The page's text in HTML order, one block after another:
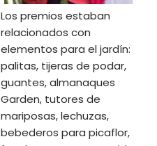
Los premios estaban
relacionados con
elementos para el jardín:
palitas, tijeras de podar,
guantes, almanaques
Garden, tutores de
mariposas, lechuzas,
bebederos para picaflor,